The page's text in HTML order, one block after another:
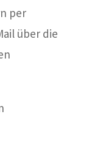
per
über die